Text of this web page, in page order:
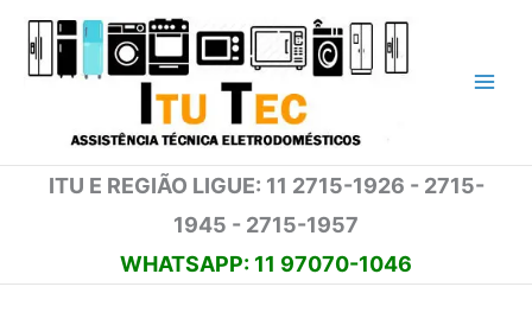
para
ITU E REGIÃO LIGUE: 11 2715-1926 - 2715-
1945 - 2715-1957
WHATSAPP: 11 97070-1046